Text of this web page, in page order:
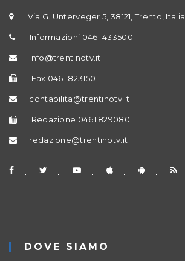
Via G. Unterveger 5, 38121, Trento, Italia
Informazioni 0461 433500
info@trentinotv.it
Fax 0461 823150
contabilita@trentinotv.it
Redazione 0461 829080
redazione@trentinotv.it
DOVE SIAMO